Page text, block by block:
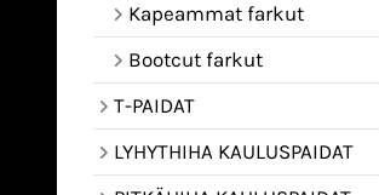
Kapeammat farkut
Bootcut farkut
T-PAIDAT
LYHYTHIHA KAULUSPAIDAT